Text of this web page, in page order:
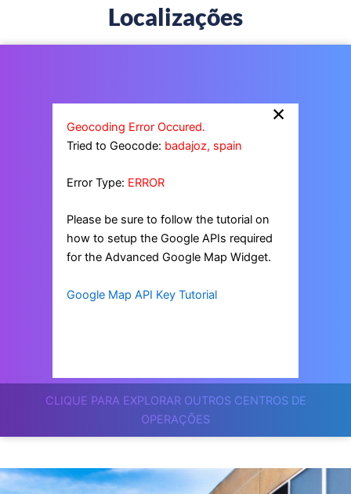
Localizações
CLIQUE PARA EXPLORAR OUTROS CENTROS DE
OPERAÇÕES
×
Geocoding Error Occured.
Tried to Geocode: badajoz, spain
Error Type: ERROR
Please be sure to follow the tutorial on
how to setup the Google APIs required
for the Advanced Google Map Widget.
Google Map API Key Tutorial